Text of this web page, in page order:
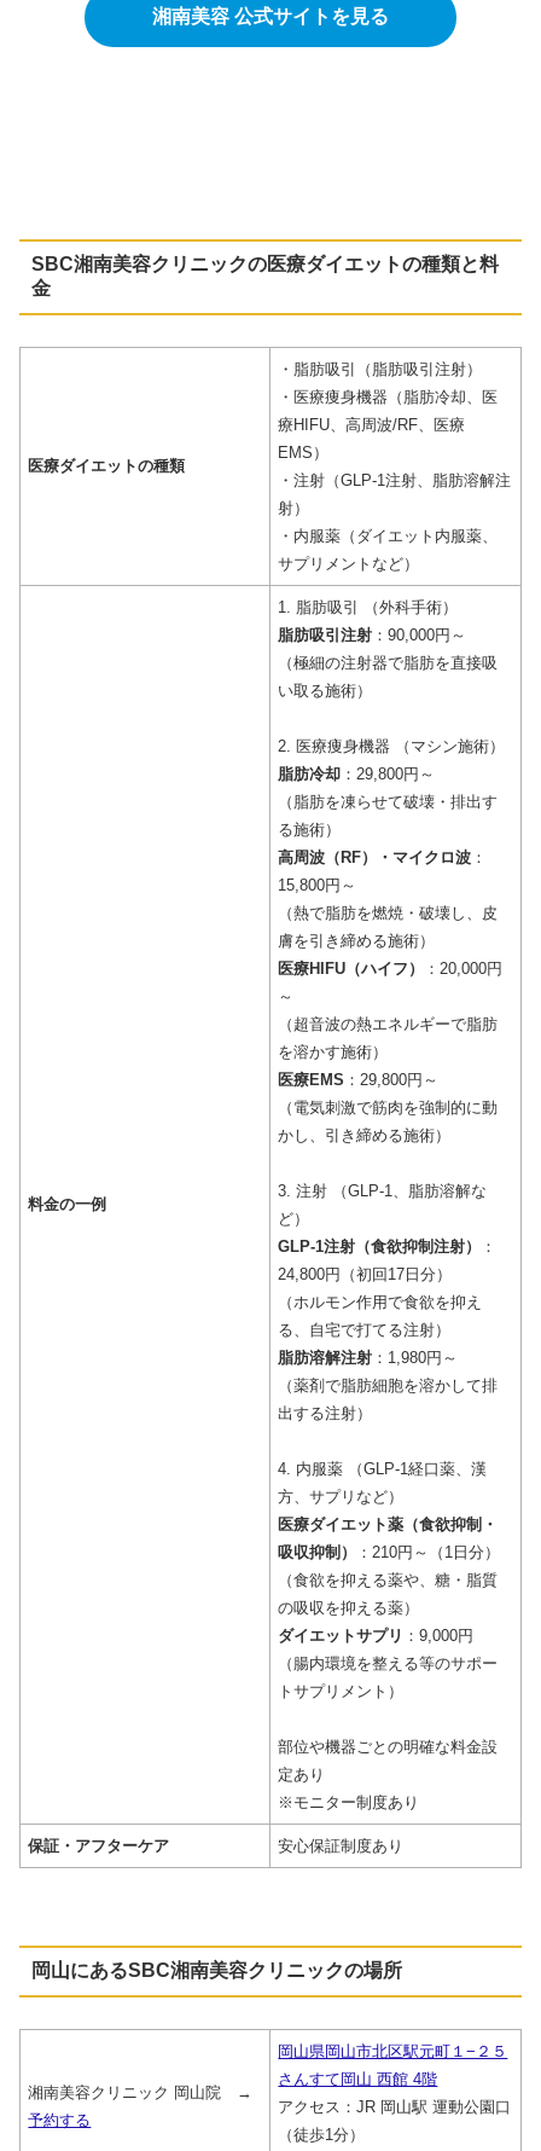
湘南美容 公式サイトを見る
SBC湘南美容クリニックの医療ダイエットの種類と料
金
医療ダイエットの種類
・脂肪吸引（脂肪吸引注射）
・医療痩身機器（脂肪冷却、医
療HIFU、高周波/RF、医療
EMS）
・注射（GLP-1注射、脂肪溶解注
射）
・内服薬（ダイエット内服薬、
サプリメントなど）
料金の一例
1. 脂肪吸引 （外科手術）
脂肪吸引注射 ：90,000円～
（極細の注射器で脂肪を直接吸
い取る施術）
2. 医療痩身機器 （マシン施術）
脂肪冷却 ：29,800円～
（脂肪を凍らせて破壊・排出す
る施術）
高周波（RF）・マイクロ波 ：
15,800円～
（熱で脂肪を燃焼・破壊し、皮
膚を引き締める施術）
医療HIFU（ハイフ）
：20,000円
～
（超音波の熱エネルギーで脂肪
を溶かす施術）
医療EMS ：29,800円～
（電気刺激で筋肉を強制的に動
かし、引き締める施術）
3. 注射 （GLP-1、脂肪溶解な
ど）
GLP-1注射（食欲抑制注射）
：
24,800円（初回17日分）
（ホルモン作用で食欲を抑え
る、自宅で打てる注射）
脂肪溶解注射 ：1,980円～
（薬剤で脂肪細胞を溶かして排
出する注射）
4. 内服薬 （GLP-1経口薬、漢
方、サプリなど）
医療ダイエット薬（食欲抑制・
吸収抑制）
：210円～（1日分）
（食欲を抑える薬や、糖・脂質
の吸収を抑える薬）
ダイエットサプリ ：9,000円
（腸内環境を整える等のサポー
トサプリメント）
部位や機器ごとの明確な料金設
定あり
※モニター制度あり
保証・アフターケア 安心保証制度あり
岡山にあるSBC湘南美容クリニックの場所
湘南美容クリニック 岡山院 →
予約する
岡山県岡山市北区駅元町１−２５
さんすて岡山 西館 4階
アクセス：JR 岡山駅 運動公園口
（徒歩1分）